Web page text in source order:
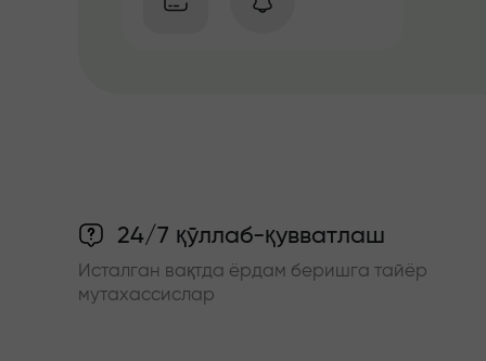
24/7 қўллаб-қувватлаш
Исталган вақтда ёрдам беришга тайёр
мутахассислар